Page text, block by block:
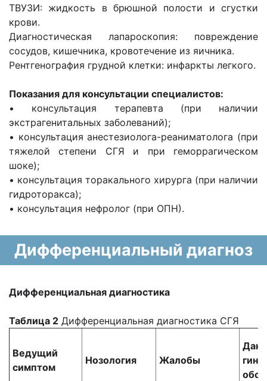
ТВУЗИ: жидкость в брюшной полости и сгустки
крови.
Диагностическая лапароскопия: повреждение
сосудов, кишечника, кровотечение из яичника.
Рентгенография грудной клетки: инфаркты легкого.
Показания для консультации специалистов:
• консультация терапевта (при наличии
экстрагенитальных заболеваний);
• консультация анестезиолога-реаниматолога (при
тяжелой степени СГЯ и при геморрагическом
шоке);
• консультация торакального хирурга (при наличии
гидроторакса);
• консультация нефролог (при ОПН).
Дифференциальный диагноз
Дифференциальная диагностика
Таблица 2 Дифференциальная диагностика СГЯ
Ведущий
симптом
Нозология Жалобы